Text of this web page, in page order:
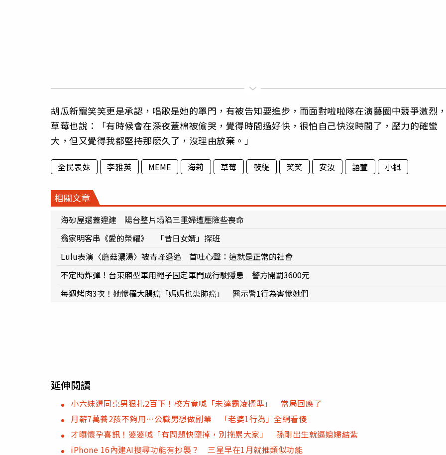
胡瓜新寵笑笑更是承認，唱歌是她的罩門，有被告知要進步，而面對啦啦隊在演藝圈中競爭激烈
草莓也說：「有時候會在深夜蓋棉被偷哭，覺得時間過好快，很怕自己快沒時間了，壓力的確蠻
大，但又覺得我都堅持那麽久了，沒理由放棄。」
全民表妹 李雅英 MEME 海莉 草莓 筱緹 笑笑 安汝 語萱 小楓
相關文章
海砂屋還蓋違建 陽台整片塌陷三重婦遭壓險些喪命
翁家明客串《愛的榮耀》 「昔日女婿」探班
Lulu表演〈蘑菇濃湯〉被青峰退追 首吐心聲：這就是正常的社會
不定時炸彈！台東廂型車用繩子固定車門成行駛隱患 警方開罰3600元
每週烤肉3次！她慘罹大腸癌「媽媽也患肺癌」 醫示警1行為害慘她們
延伸閱讀
小六妹遭同桌男狠扎2百下！校方竟喊「未達霸凌標準」 當局回應了
月薪7萬養2孩不夠用…公職男想做副業 「老婆1行為」全網看傻
才曝懷孕喜訊！婆婆喊「有問題快墮掉，別拖累大家」 孫剛出生就逼媳婦結紮
iPhone 16內建AI搜尋功能有抄襲？ 三星早在1月就推類似功能